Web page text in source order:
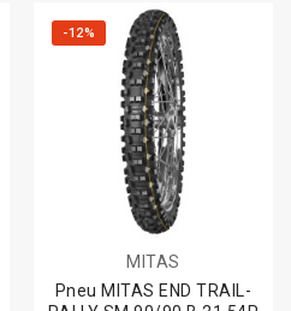
-12%
MITAS
Pneu MITAS END TRAIL-